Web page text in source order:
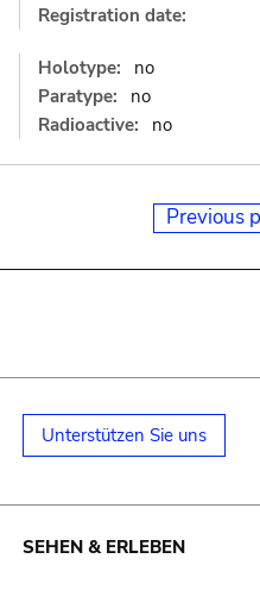
Registration date:
Holotype:
no
Paratype:
no
Radioactive:
no
Previous
Unterstützen Sie uns
SEHEN & ERLEBEN